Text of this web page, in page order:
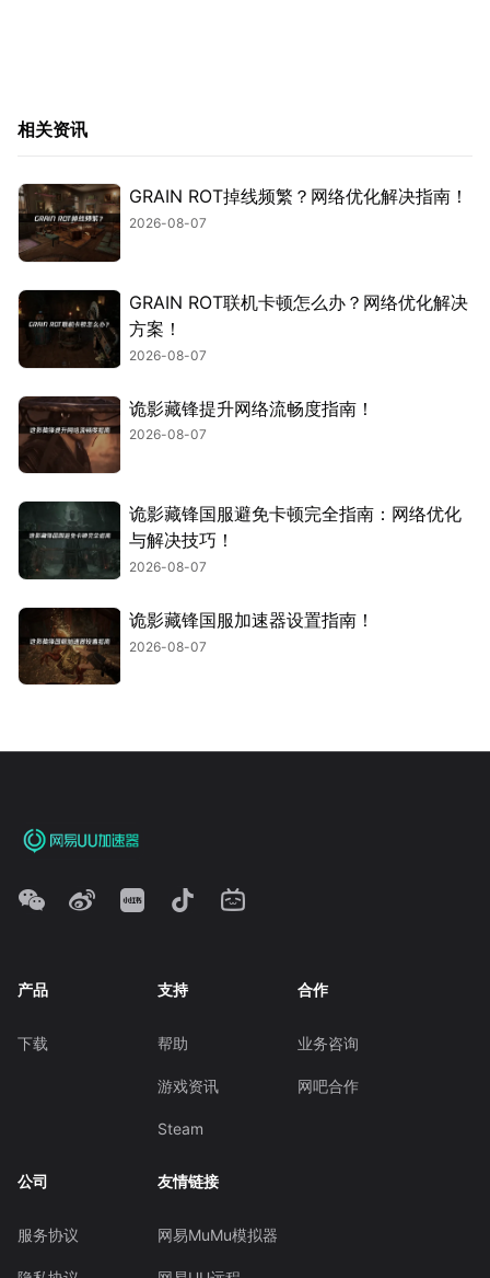
相关资讯
GRAIN ROT掉线频繁？网络优化解决指南！
2026-08-07
GRAIN ROT联机卡顿怎么办？网络优化解决
方案！
2026-08-07
诡影藏锋提升网络流畅度指南！
2026-08-07
诡影藏锋国服避免卡顿完全指南：网络优化
与解决技巧！
2026-08-07
诡影藏锋国服加速器设置指南！
2026-08-07
产品
下载
支持
帮助
游戏资讯
Steam
合作
业务咨询
网吧合作
公司
服务协议
友情链接
网易MuMu模拟器